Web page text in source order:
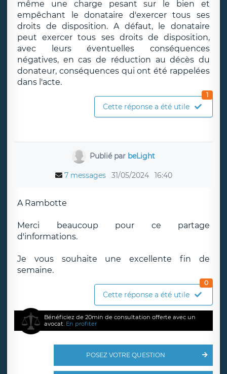
même une charge pesant sur le bien et
empêchant le donataire d'exercer tous ses
droits de disposition. A défaut, le donataire
peut exercer tous ses droits de disposition,
avec leurs éventuelles conséquences
négatives, en cas de réduction au décès du
donateur, conséquences qui ont été rappelées
dans l'acte.
Cette réponse a été utile
1
Publié par beLight
7 messages 31/05/2024 16:40
A Rambotte
Merci beaucoup pour ce partage
d'informations.
Je vous souhaite une excellente fin de
semaine.
Cette réponse a été utile
0
Bénéficiez de 20min de consultation offerte avec un
avocat. En profiter
POSEZ VOTRE QUESTION